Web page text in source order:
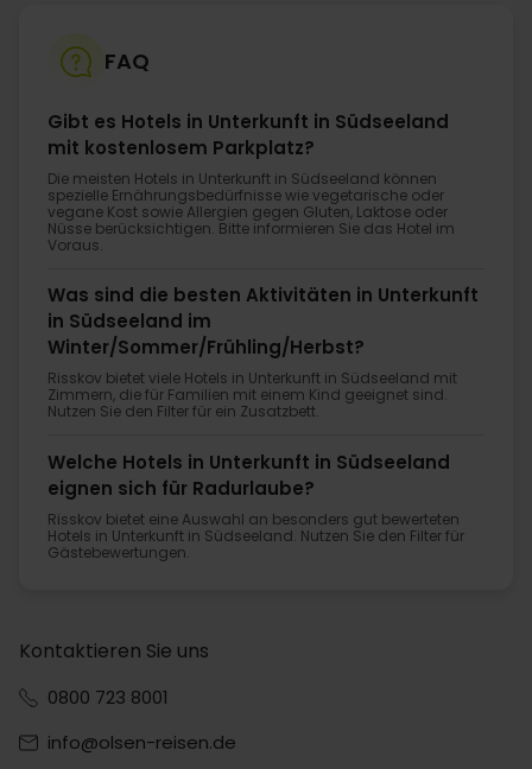
FAQ
Gibt es Hotels in Unterkunft in Südseeland
mit kostenlosem Parkplatz?
Die meisten Hotels in Unterkunft in Südseeland können
spezielle Ernährungsbedürfnisse wie vegetarische oder
vegane Kost sowie Allergien gegen Gluten, Laktose oder
Nüsse berücksichtigen. Bitte informieren Sie das Hotel im
Voraus.
Was sind die besten Aktivitäten in Unterkunft
in Südseeland im
Winter/Sommer/Frühling/Herbst?
Risskov bietet viele Hotels in Unterkunft in Südseeland mit
Zimmern, die für Familien mit einem Kind geeignet sind.
Nutzen Sie den Filter für ein Zusatzbett.
Welche Hotels in Unterkunft in Südseeland
eignen sich für Radurlaube?
Risskov bietet eine Auswahl an besonders gut bewerteten
Hotels in Unterkunft in Südseeland. Nutzen Sie den Filter für
Gästebewertungen.
Kontaktieren Sie uns
0800 723 8001
info@olsen-reisen.de